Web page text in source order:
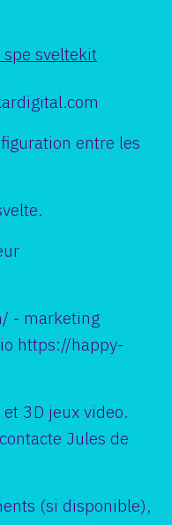
sveltekit
entre les
- marketing
https://happy-
3D jeux video.
Jules de
(si disponible),